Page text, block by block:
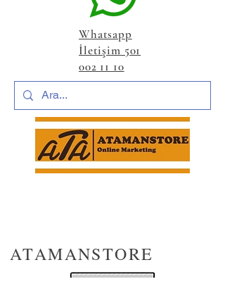
Whatsapp
İletişim 501
002 11 10
ATAMANSTORE